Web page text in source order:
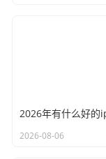
2026-08-06